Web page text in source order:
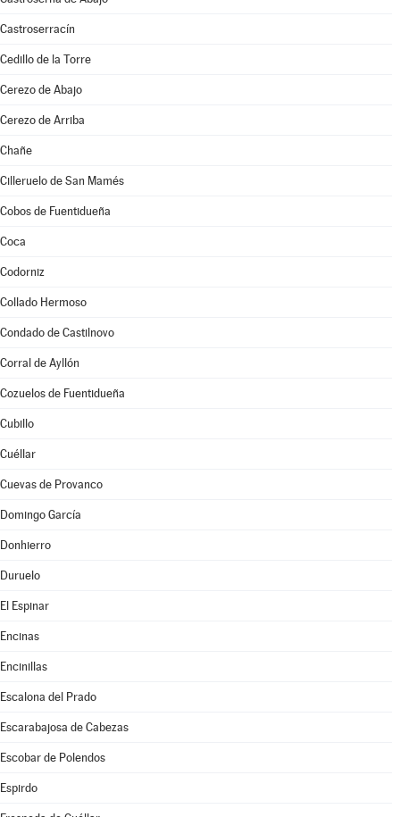
Castroserracín
Cedillo de la Torre
Cerezo de Abajo
Cerezo de Arriba
Chañe
Cilleruelo de San Mamés
Cobos de Fuentidueña
Coca
Codorniz
Collado Hermoso
Condado de Castilnovo
Corral de Ayllón
Cozuelos de Fuentidueña
Cubillo
Cuéllar
Cuevas de Provanco
Domingo García
Donhierro
Duruelo
El Espinar
Encinas
Encinillas
Escalona del Prado
Escarabajosa de Cabezas
Escobar de Polendos
Espirdo